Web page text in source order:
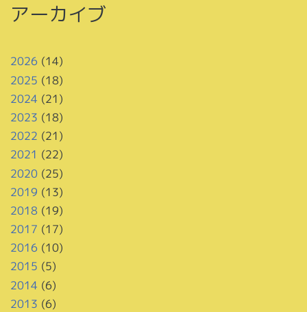
アーカイブ
2026 (14)
2025 (18)
2024 (21)
2023 (18)
2022 (21)
2021 (22)
2020(25)
2019 (13)
2018 (19)
2017 (17)
2016 (10)
2015 (5)
2014 (6)
2013 (6)